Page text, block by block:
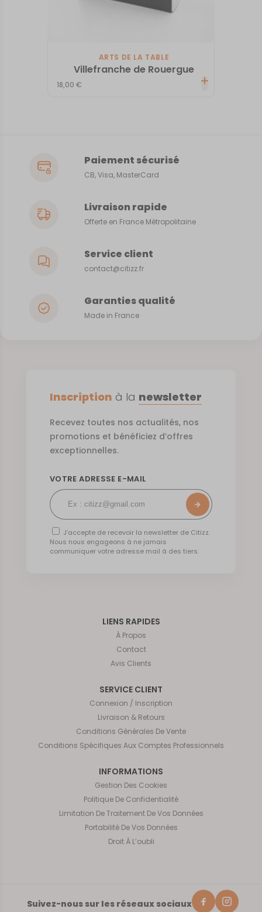
ARTS DE LA TABLE
Villefranche de Rouergue
18,00€
Paiement sécurisé
CB, Visa, MasterCard
Livraison rapide
Offerte en France Métropolitaine
Service client
contact@citizz.fr
Garanties qualité
Made in France
LIENS RAPIDES
À Propos
Contact
Avis Clients
SERVICE CLIENT
Connexion / Inscription
Livraison & Retours
Conditions Générales De Vente
Conditions Spécifiques Aux Comptes Professionnels
INFORMATIONS
Gestion Des Cookies
Politique De Confidentialité
Limitation De Traitement De Vos Données
Portabilité De Vos Données
Droit À L’oubli
Suivez-nous sur les réseaux sociaux
Inscription à la newsletter
Recevez toutes nos actualités, nos
promotions et bénéficiez d’offres
exceptionnelles.
VOTRE ADRESSE E-MAIL
J’accepte de recevoir la newsletter de Citizz.
Nous nous engageons à ne jamais
communiquer votre adresse mail à des tiers.